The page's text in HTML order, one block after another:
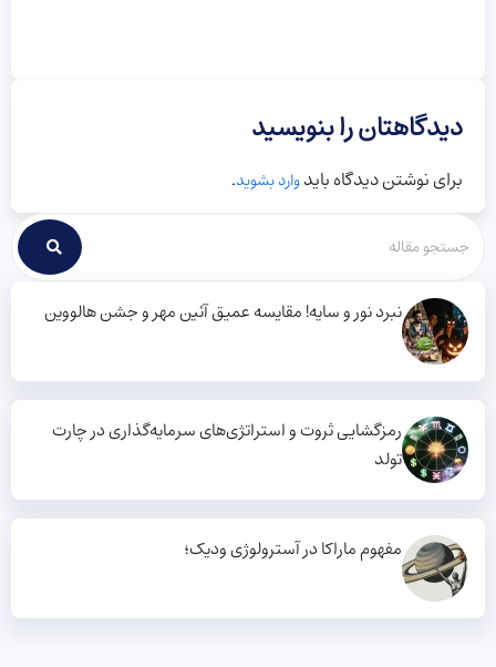
دیدگاهتان را بنویسید
برای نوشتن دیدگاه بایدوارد بشوید.
نبرد نور و سایه! مقایسه عمیق آئین مهر و جشن هالووین
رمزگشایی ثروت و استراتژی‌های سرمایه‌گذاری در چارت
تولد
مفهوم ماراکا در آسترولوژی ودیک؛